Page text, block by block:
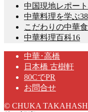
中国現地レポート
中華料理を学ぶ38
こだわりの中華
中華料理百科16
中華･高橋
日本橋 古樹軒
80CでPR
お問合せ
© CHUKA